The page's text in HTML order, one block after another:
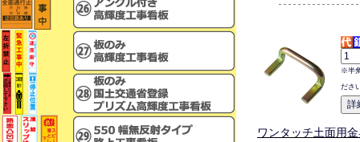
※半
ださ
ワンタッチ土面用